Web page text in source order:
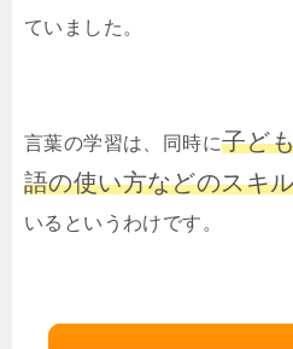
ていました。
言葉の学習は、同時に子ど
語の使い方などのスキ
いるというわけです。